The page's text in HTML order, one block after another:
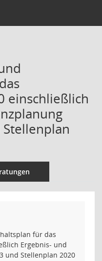
einschließlich
für das
Ergebnis- und
und Stellenplan 2020